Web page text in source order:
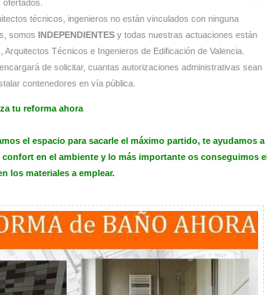
ofertados.
técnicos, ingenieros no están vinculados con ninguna
somos
INDEPENDIENTESy todas nuestras actuaciones están
Técnicos e Ingenieros de Edificación de Valencia.
de solicitar, cuantas autorizaciones administrativas sean
contenedores en vía pública.
tu reforma ahora
el espacio para sacarle el máximo partido, te ayudamos a
en el ambiente y lo más importante os conseguimos el
los materiales a emplear.